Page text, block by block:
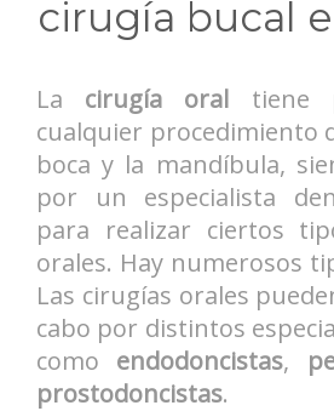
cirugía bucal
La cirugía oral tiene
cualquier procedimiento
boca y la mandíbula,
por un especialista
para realizar ciertos
orales. Hay numerosos
Las cirugías orales
cabo por distintos
como endodoncistas,
prostodoncistas.